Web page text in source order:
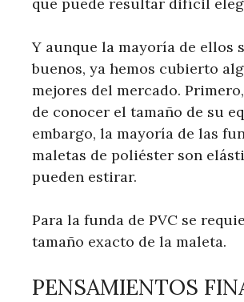
Y aunque la mayoría de ellos
buenos, ya hemos cubierto
mejores del mercado.
de conocer el tamaño de su
embargo, la mayoría de las
maletas de poliéster son
pueden estirar.
Para la funda de PVC se
tamaño exacto de la maleta.
PENSAMIENTOS